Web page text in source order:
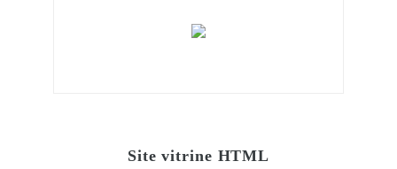
Site vitrine HTML